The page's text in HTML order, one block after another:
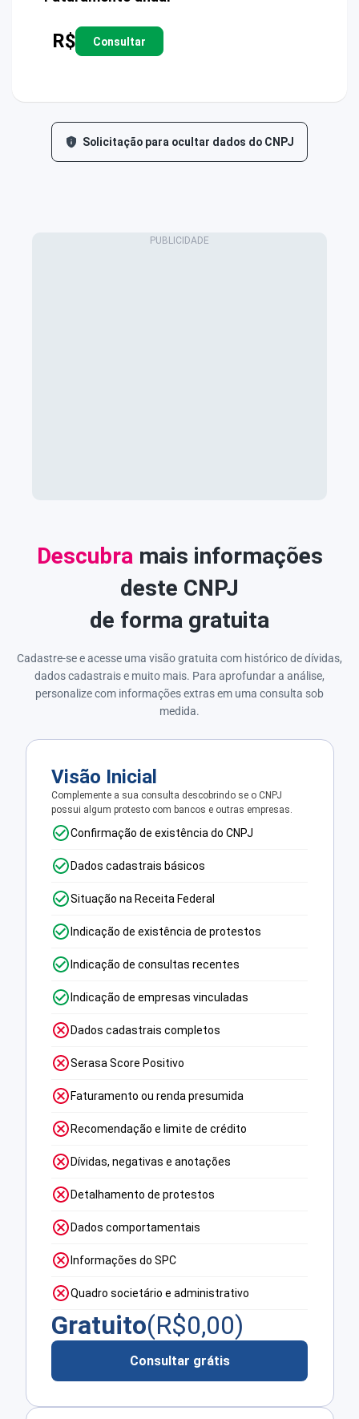
R$ Consultar
Solicitação para ocultar dados do CNPJ
Descubramais informações
deste CNPJ
de forma gratuita
Cadastre-se e acesse uma visão gratuita com histórico de dívidas,
dados cadastrais e muito mais. Para aprofundar a análise,
personalize com informações extras em uma consulta sob
medida.
Visão Inicial
Complemente a sua consulta descobrindo se o CNPJ
possui algum protesto com bancos e outras empresas.
Confirmação de existência do CNPJ
Dados cadastrais básicos
Situação na Receita Federal
Indicação de existência de protestos
Indicação de consultas recentes
Indicação de empresas vinculadas
Dados cadastrais completos
Serasa Score Positivo
Faturamento ou renda presumida
Recomendação e limite de crédito
Dívidas, negativas e anotações
Detalhamento de protestos
Dados comportamentais
Informações do SPC
Quadro societário e administrativo
Gratuito(R$0,00)
Consultar grátis